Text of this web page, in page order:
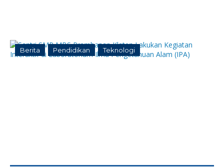
Berita Pendidikan Teknologi